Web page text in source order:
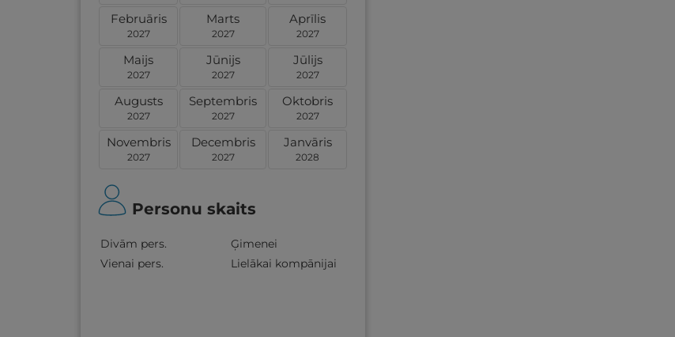
Februāris
2027
Marts
2027
Aprīlis
2027
Maijs
2027
Jūnijs
2027
Jūlijs
2027
Augusts
2027
Septembris
2027
Oktobris
2027
Novembris
2027
Decembris
2027
Janvāris
2028
Personu skaits
Divām pers.
Ģimenei
Vienai pers.
Lielākai kompānijai